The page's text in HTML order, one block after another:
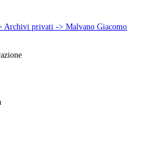
Archivi privati -> Malvano Giacomo